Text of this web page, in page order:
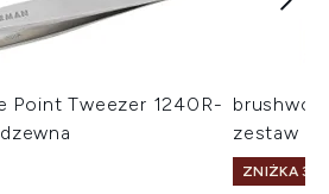
Point Tweezer 1240R-
zestaw
ZNIŻKA